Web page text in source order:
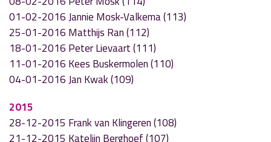
01-02-2016 Jannie Mosk-Valkema (113)
25-01-2016 Matthijs Ran (112)
18-01-2016 Peter Lievaart (111)
11-01-2016 Kees Buskermolen (110)
04-01-2016 Jan Kwak (109)
2015
28-12-2015 Frank van Klingeren (108)
21-12-2015 Katelijn Berghoef (107)